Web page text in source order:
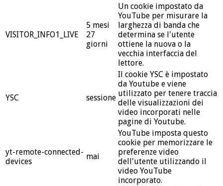
VISITOR_INFO1_LIVE
5 mesi
27
giorni
Un cookie impostato da
YouTube per misurare la
larghezza di banda che
determina se l'utente
ottiene la nuova o la
vecchia interfaccia del
lettore.
YSC sessione
Il cookie YSC è impostato
da Youtube e viene
utilizzato per tenere traccia
delle visualizzazioni dei
video incorporati nelle
pagine di Youtube.
yt-remote-connected-
devices
mai
YouTube imposta questo
cookie per memorizzare le
preferenze video
dell'utente utilizzando il
video YouTube
incorporato.